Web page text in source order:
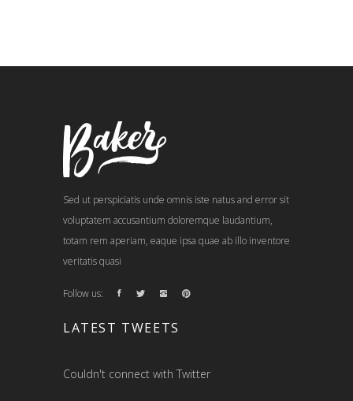
Sed ut perspiciatis unde omnis iste natus and error sit
voluptatem accusantium doloremque laudantium,
totam rem aperiam, eaque ipsa quae ab illo inventore
veritatis quasi
Follow us:
LATEST TWEETS
Couldn't connect with Twitter